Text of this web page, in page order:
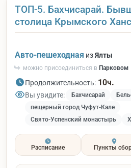
ТОП-5. Бахчисарай.
столица Крымского
Авто-пешеходная изЯлты
можно присоединиться в Парковом
Продолжительность: 10ч.
Вы увидите: Бахчисарай
пещерный город Чуфут-Кале
Свято-Успенский монастырь
Расписание Пункты